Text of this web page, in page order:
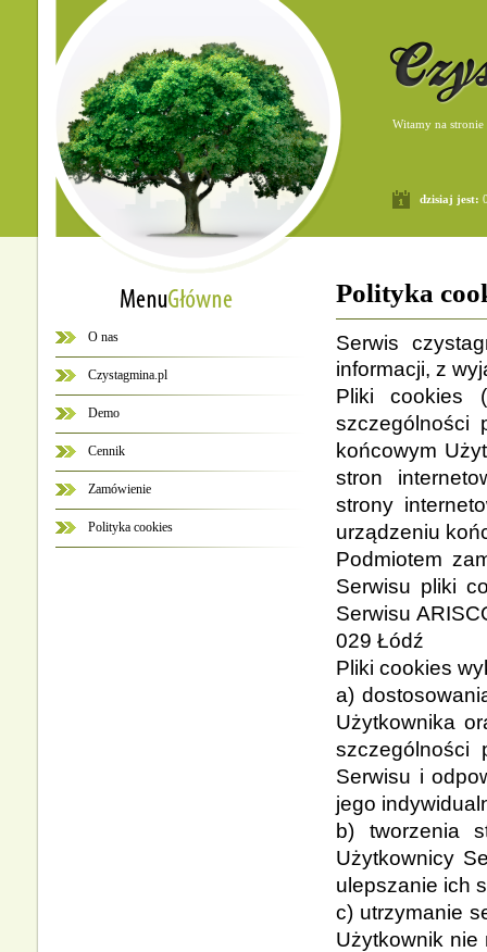
Witamy na
dzisiaj jest:
O nas
Czystagmina.pl
Demo
Cennik
Zamówienie
Polityka cookies
Polityka
Serwis
informacji, z
Pliki cookies
szczególności
końcowym
stron
strony
urządzeniu
Podmiotem
Serwisu pliki
Serwisu
029 Łódź
Pliki cookies
a)
Użytkownika
szczególności
Serwisu i
jego
b) tworzenia
Użytkownicy
ulepszanie ich
c) utrzymanie
Użytkownik nie